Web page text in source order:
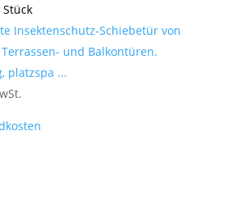
Insektenschutz-Schiebetür von
Terrassen- und Balkontüren.
platzspa ...